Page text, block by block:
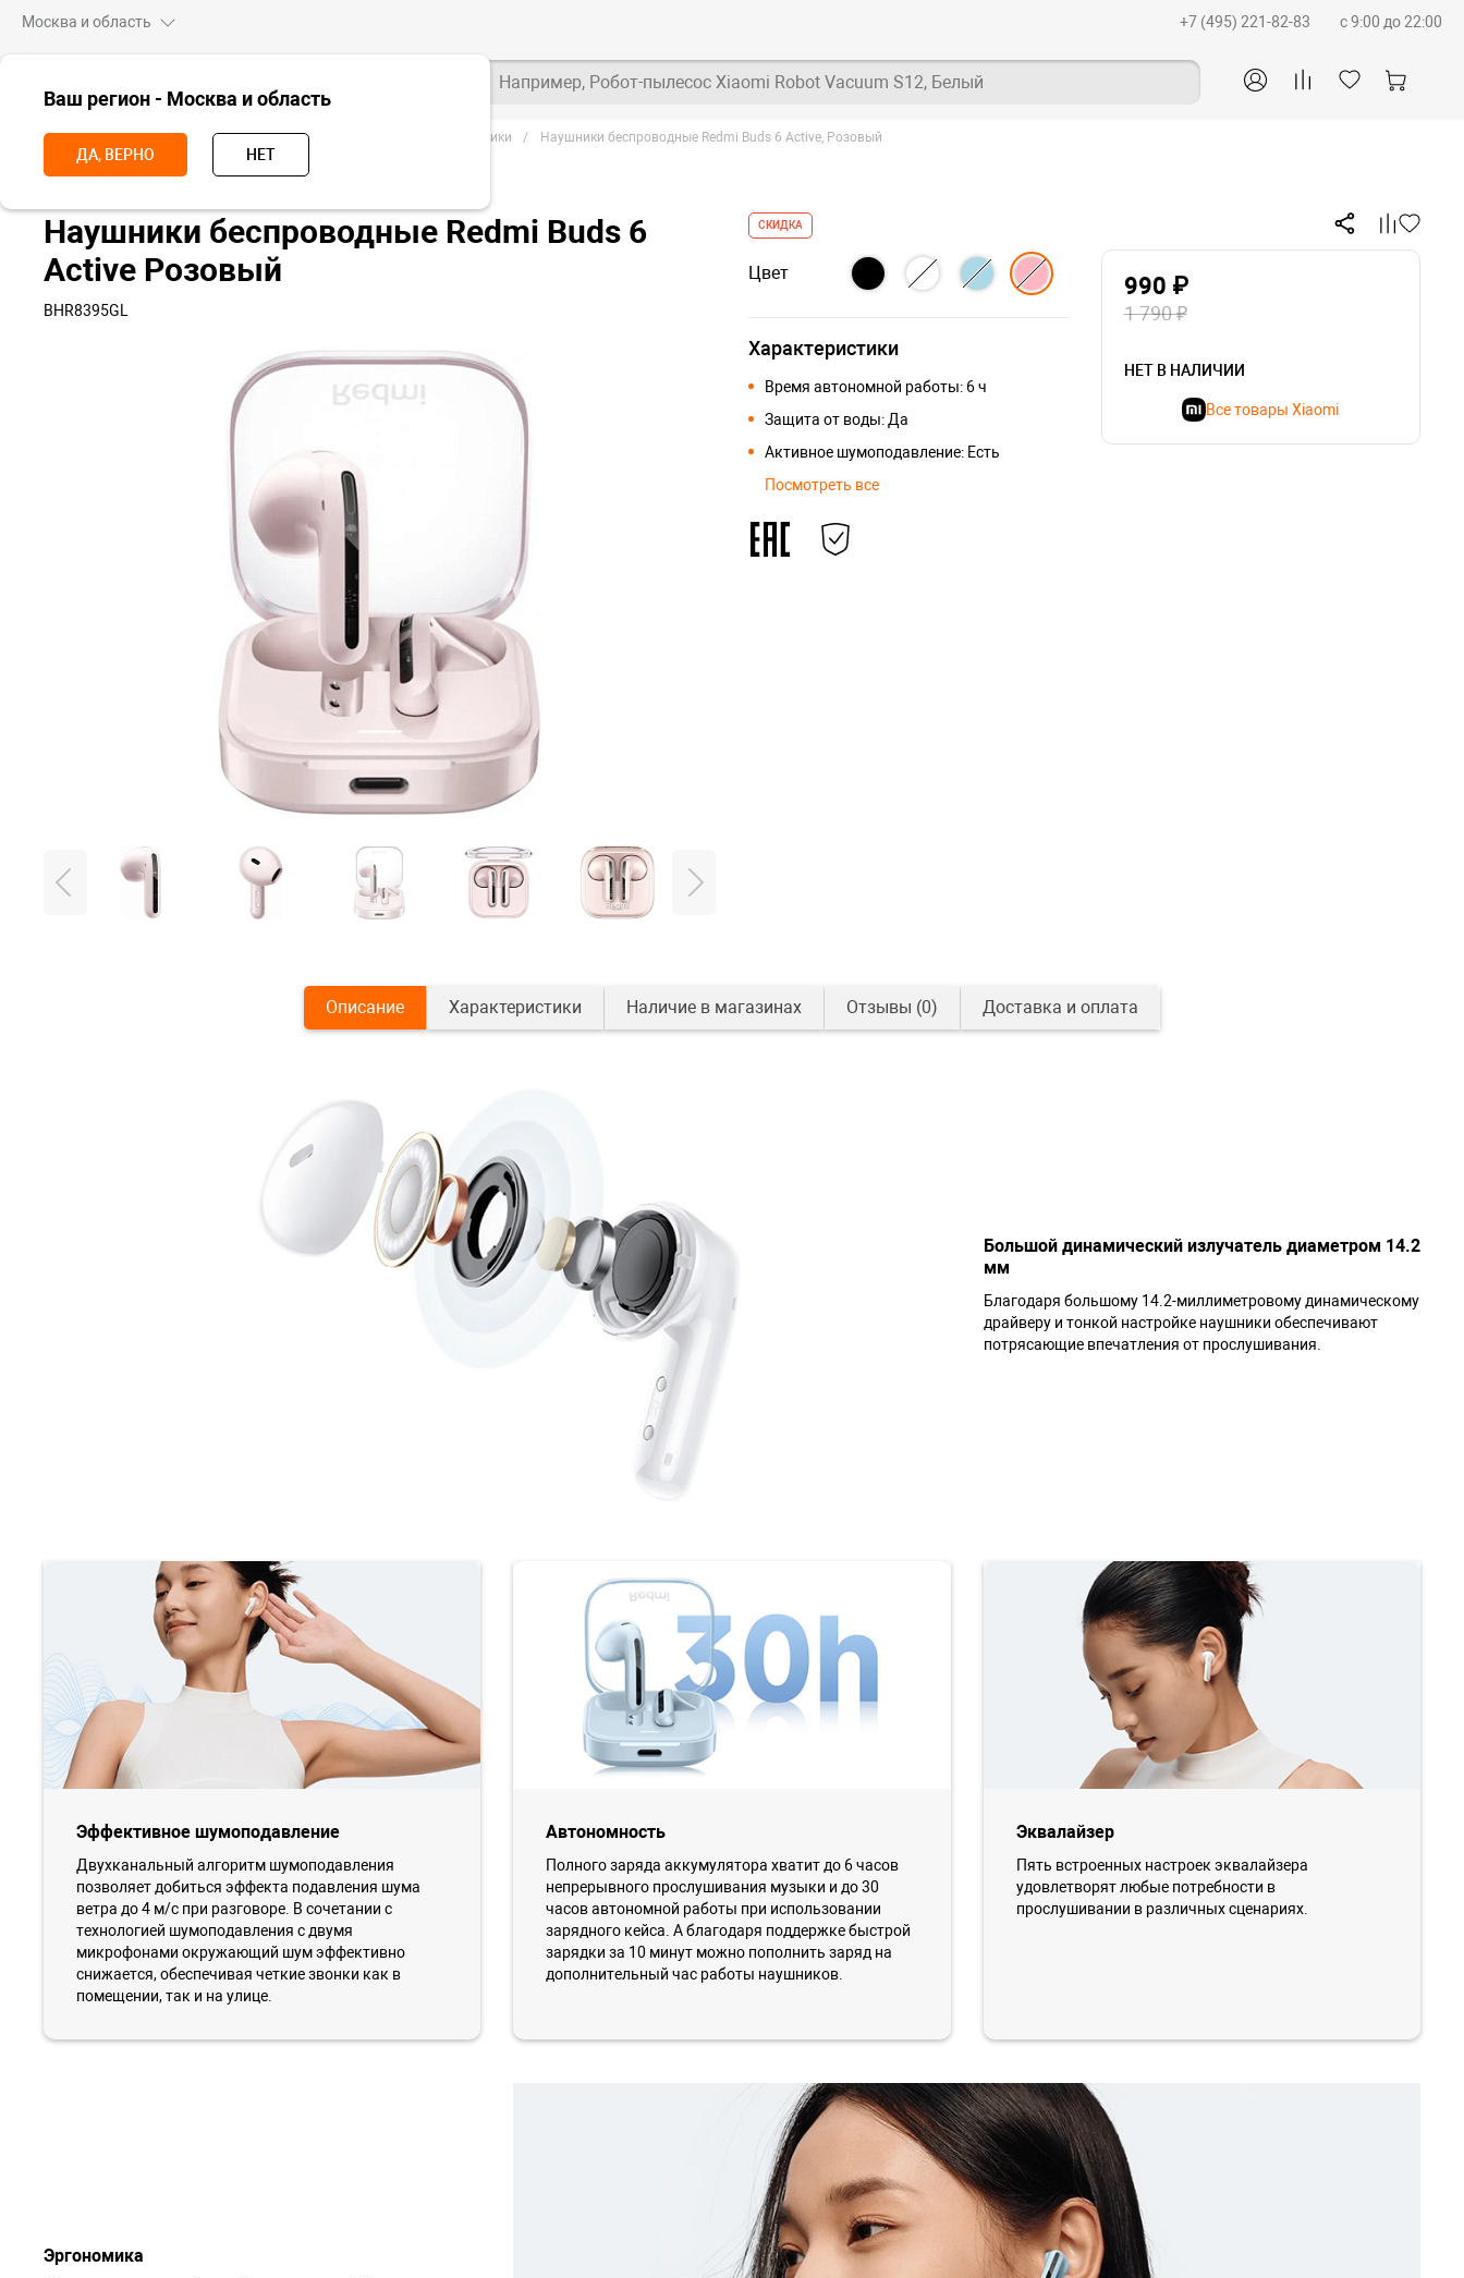
Москва и область
Ваш регион - Москва и область
ДА, ВЕРНО НЕТ
+7 (495) 221-82-83 c 9:00 до 22:00
Например, Робот-пылесос Xiaomi Robot Vacuum S12, Белый
Главная Носимые устройства Наушники Беспроводные наушники Наушники беспроводные Redmi Buds 6 Active, Розовый
Наушники беспроводные Redmi Buds 6
Active Розовый
BHR8395GL
СКИДКА
Цвет
Характеристики
Время автономной работы: 6 ч
Защита от воды: Да
Активное шумоподавление: Есть
Посмотреть все
990 ₽
1 790 ₽
НЕТ В НАЛИЧИИ
Все товары Xiaomi
Описание Характеристики Наличие в магазинах Отзывы (0) Доставка и оплата
Большой динамический излучатель диаметром 14.2
мм
Благодаря большому 14.2-миллиметровому динамическому
драйверу и тонкой настройке наушники обеспечивают
потрясающие впечатления от прослушивания.
Эффективное шумоподавление
Двухканальный алгоритм шумоподавления
позволяет добиться эффекта подавления шума
ветра до 4 м/с при разговоре. В сочетании с
технологией шумоподавления с двумя
микрофонами окружающий шум эффективно
снижается, обеспечивая четкие звонки как в
помещении, так и на улице.
Автономность
Полного заряда аккумулятора хватит до 6 часов
непрерывного прослушивания музыки и до 30
часов автономной работы при использовании
зарядного кейса. А благодаря поддержке быстрой
зарядки за 10 минут можно пополнить заряд на
дополнительный час работы наушников.
Эквалайзер
Пять встроенных настроек эквалайзера
удовлетворят любые потребности в
прослушивании в различных сценариях.
Эргономика